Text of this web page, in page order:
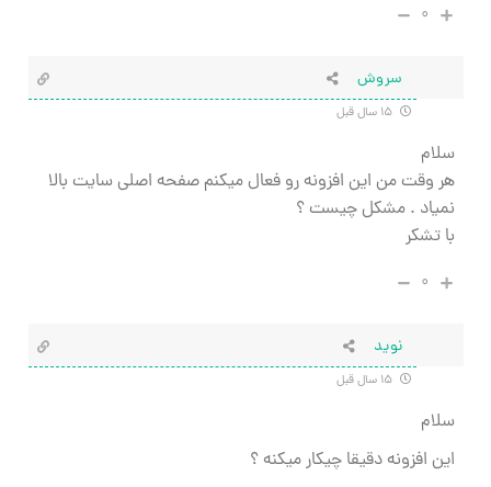
۰
سروش
سلام
هر وقت من این افزونه رو فعال میکنم صفحه اصلی سایت بالا
نمیاد . مشکل چیست ؟
با تشکر
۰
نوید
سلام
این افزونه دقیقا چیکار میکنه ؟